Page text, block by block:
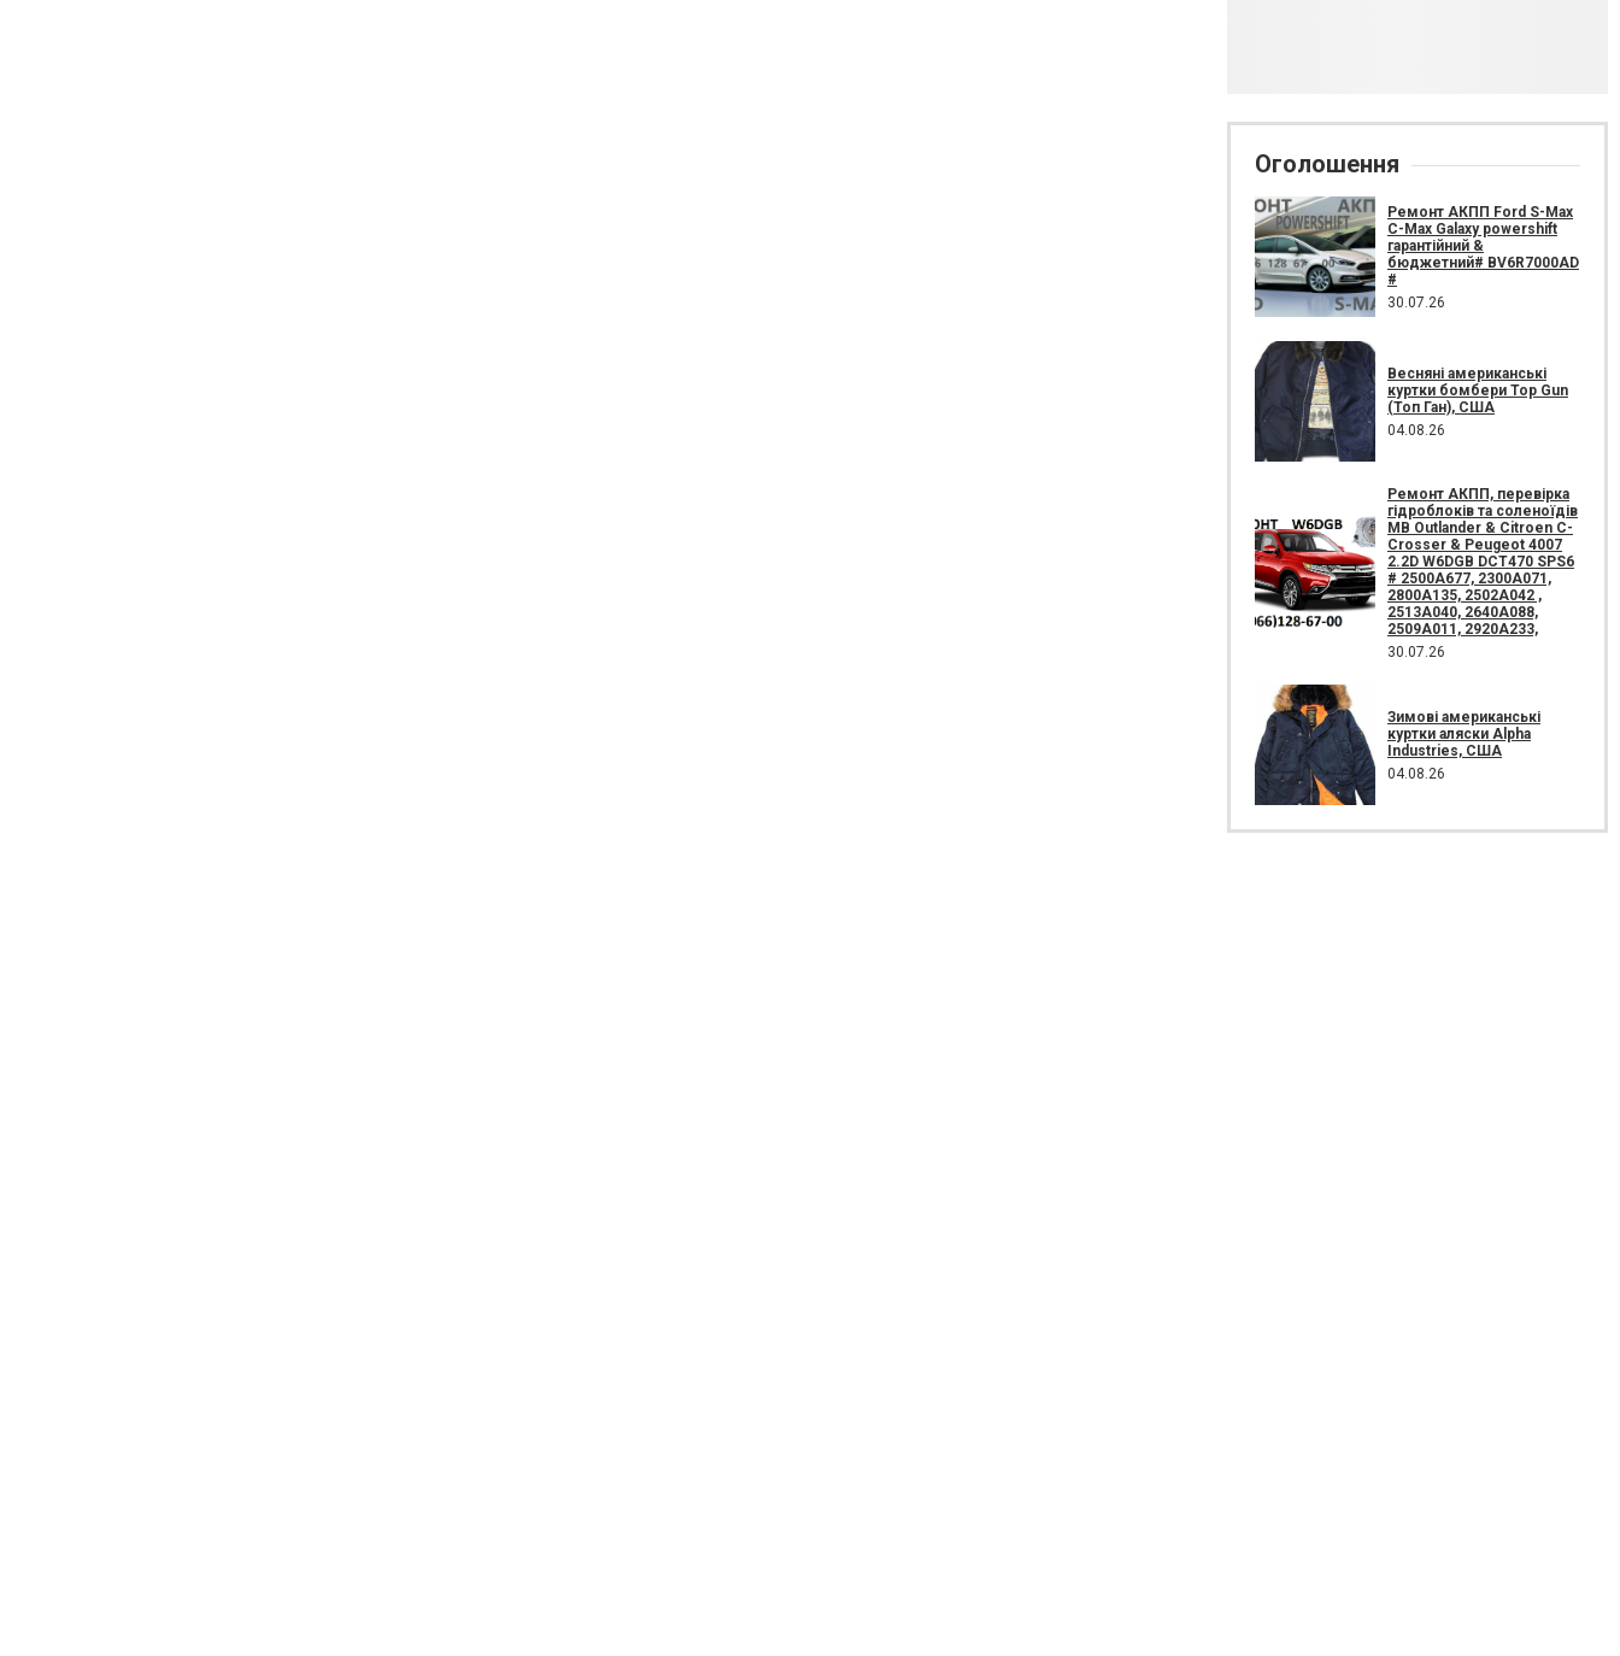
Оголошення
Ремонт АКПП Ford S-Max
C-Max Galaxy powershift
гарантійний &
бюджетний# BV6R7000AD
#
30.07.26
Весняні американські
куртки бомбери Top Gun
(Топ Ган), США
04.08.26
Ремонт АКПП, перевірка
гідроблоків та соленоїдів
MB Outlander & Citroen C-
Crosser & Peugeot 4007
2.2D W6DGB DCT470 SPS6
# 2500A677, 2300A071,
2800A135, 2502A042 ,
2513A040, 2640A088,
2509A011, 2920A233,
30.07.26
Зимові американські
куртки аляски Alpha
Industries, США
04.08.26